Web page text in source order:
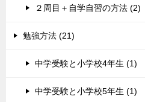
２周目＋自学自習の方法 (2)
勉強方法 (21)
中学受験と小学校4年生 (1)
中学受験と小学校5年生 (1)